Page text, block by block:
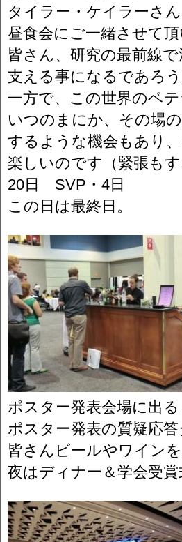
タイラー・ケイラーさ
昼食会にご一緒させて頂
皆さん、研究の最前線
支える事になるであろう
一方で、この世界のベ
いつのまにか、その場
するような機会もあり
楽しいのです（緊張もす
20日 SVP・4日
この日は最終日。
ポスター発表会場に出る
ポスター発表の質疑応
皆さんビールやワイン
夜はディナー＆学会受賞